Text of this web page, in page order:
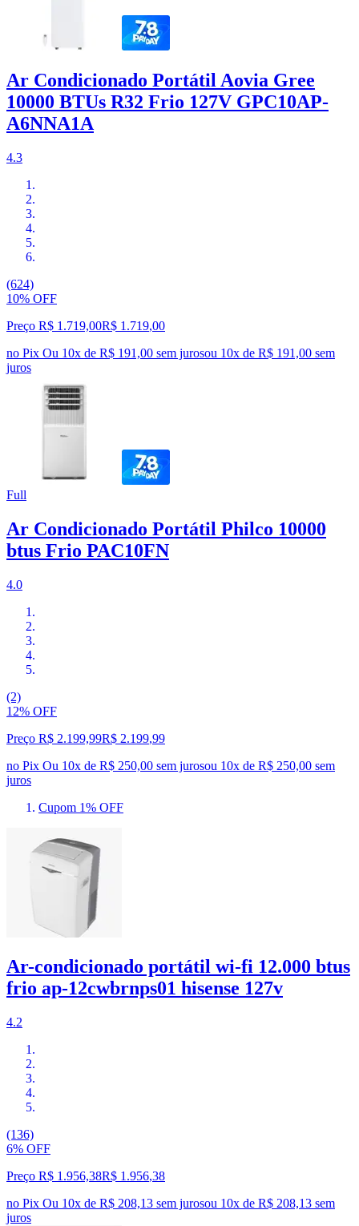
Ar Condicionado Portátil Aovia Gree
10000 BTUs R32 Frio 127V GPC10AP-
A6NNA1A
4.3
(624)
10% OFF
Preço R$ 1.719,00R$ 1.719,00
no Pix Ou 10x de R$ 191,00 sem jurosou 10x de R$ 191,00 sem
juros
Full
Ar Condicionado Portátil Philco 10000
btus Frio PAC10FN
4.0
(2)
12% OFF
Preço R$ 2.199,99R$ 2.199,99
no Pix Ou 10x de R$ 250,00 sem jurosou 10x de R$ 250,00 sem
juros
Cupom 1% OFF
Ar-condicionado portátil wi-fi 12.000 btus
frio ap-12cwbrnps01 hisense 127v
4.2
(136)
6% OFF
Preço R$ 1.956,38R$ 1.956,38
no Pix Ou 10x de R$ 208,13 sem jurosou 10x de R$ 208,13 sem
juros